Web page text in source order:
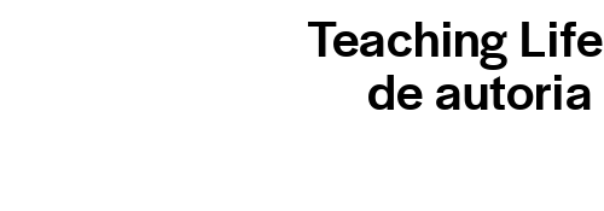
Teaching
de